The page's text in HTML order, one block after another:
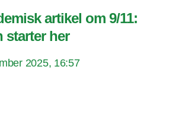
artikel om 9/11:
starter her
2025, 16:57